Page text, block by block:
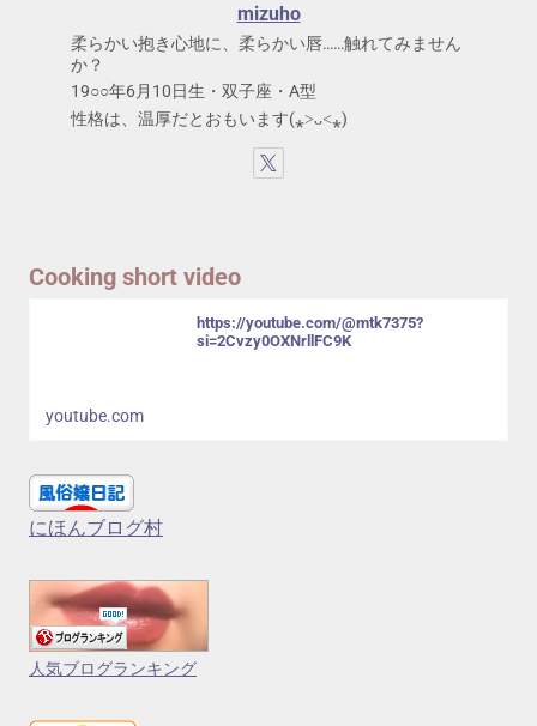
mizuho
柔らかい抱き心地に、柔らかい唇……触れてみません
か？
19○○年6月10日生・双子座・A型
性格は、温厚だとおもいます(⁎˃ᴗ˂⁎)
Cooking short video
https://youtube.com/@mtk7375?
si=2Cvzy0OXNrllFC9K
youtube.com
にほんブログ村
人気ブログランキング